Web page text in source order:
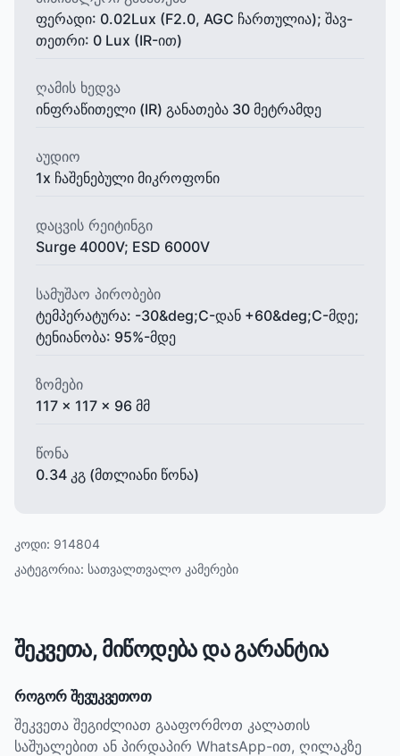
ფერადი: 0.02Lux (F2.0, AGC ჩართულია); შავ-
თეთრი: 0 Lux (IR-ით)
ღამის ხედვა
ინფრაწითელი (IR) განათება 30 მეტრამდე
აუდიო
1x ჩაშენებული მიკროფონი
დაცვის რეიტინგი
Surge 4000V; ESD 6000V
სამუშაო პირობები
ტემპერატურა: -30&deg;C-დან +60&deg;C-მდე;
ტენიანობა: 95%-მდე
ზომები
117 x 117 x 96 მმ
წონა
0.34 კგ (მთლიანი წონა)
კოდი: 914804
კატეგორია: სათვალთვალო კამერები
შეკვეთა, მიწოდება და გარანტია
როგორ შევუკვეთოთ
შეკვეთა შეგიძლიათ გააფორმოთ კალათის
საშუალებით ან პირდაპირ WhatsApp-ით, ღილაკზე